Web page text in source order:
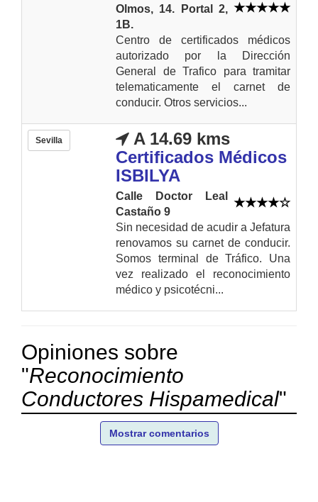
Olmos, 14. Portal 2,
1B.
Centro de certificados médicos
autorizado por la Dirección
General de Trafico para tramitar
telematicamente el carnet de
conducir. Otros servicios...
Sevilla
A 14.69 kms
Certificados Médicos
ISBILYA
Calle Doctor Leal
Castaño 9
Sin necesidad de acudir a Jefatura
renovamos su carnet de conducir.
Somos terminal de Tráfico. Una
vez realizado el reconocimiento
médico y psicotécni...
Opiniones sobre
"Reconocimiento
Conductores Hispamedical"
Mostrar comentarios